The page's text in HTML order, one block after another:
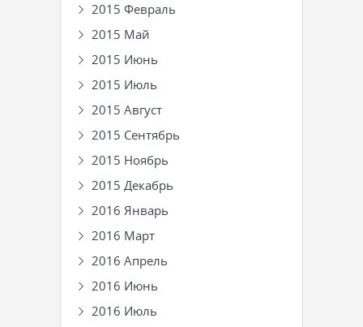
2015 Февраль
2015 Май
2015 Июнь
2015 Июль
2015 Август
2015 Сентябрь
2015 Ноябрь
2015 Декабрь
2016 Январь
2016 Март
2016 Апрель
2016 Июнь
2016 Июль